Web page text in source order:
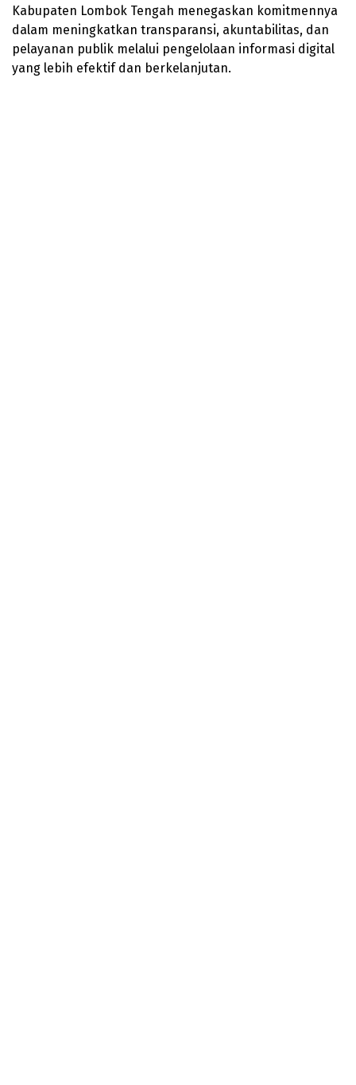
Kabupaten Lombok Tengah menegaskan komitmennya
dalam meningkatkan transparansi, akuntabilitas, dan
pelayanan publik melalui pengelolaan informasi digital
yang lebih efektif dan berkelanjutan.